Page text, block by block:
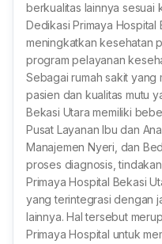
berkualitas lainnya sesuai
Dedikasi Primaya Hospital
meningkatkan kesehatan
program pelayanan
Sebagai rumah sakit
pasien dan kualitas mutu
Bekasi Utara memiliki
Pusat Layanan Ibu dan
Manajemen Nyeri, dan
proses diagnosis,
Primaya Hospital Bekasi
yang terintegrasi dengan
lainnya. Hal tersebut
Primaya Hospital untuk